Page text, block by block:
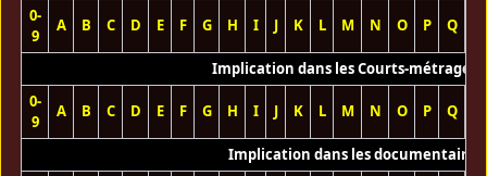
0-
9
A B C D E F G H I J K L M N O P Q
Implication dans les Courts-métrages
0-
9
A B C D E F G H I J K L M N O P Q
Implication dans les documentaires